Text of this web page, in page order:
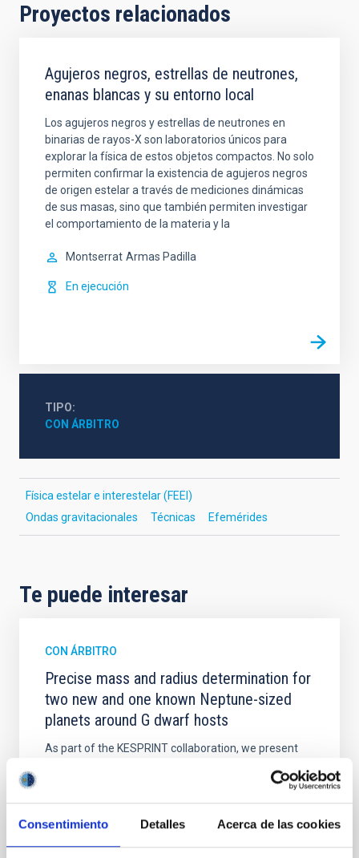
Consentimiento Detalles Acerca de las cookies
Proyectos relacionados
Agujeros negros, estrellas de neutrones,
enanas blancas y su entorno local
Los agujeros negros y estrellas de neutrones en
binarias de rayos-X son laboratorios únicos para
explorar la física de estos objetos compactos. No solo
permiten confirmar la existencia de agujeros negros
de origen estelar a través de mediciones dinámicas
de sus masas, sino que también permiten investigar
el comportamiento de la materia y la
Montserrat Armas Padilla
En ejecución
TIPO
CON ÁRBITRO
Física estelar e interestelar (FEEI)
Ondas gravitacionales
Técnicas Efemérides
Te puede interesar
CON ÁRBITRO
Precise mass and radius determination for
two new and one known Neptune-sized
planets around G dwarf hosts
As part of the KESPRINT collaboration, we present
exoplanets in the sub-Neptune to super-Neptune
discovered sub-Neptunes, while TOI-1472 b is a
previously known super-Neptune for which we